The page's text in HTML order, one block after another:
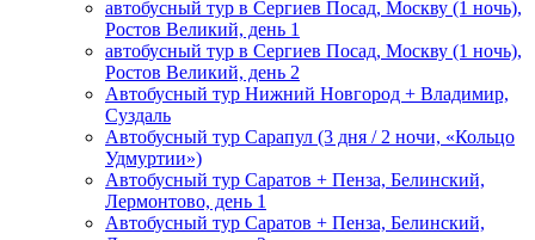
автобусный тур в Сергиев Посад, Москву (1 ночь),
Ростов Великий, день 1
автобусный тур в Сергиев Посад, Москву (1 ночь),
Ростов Великий, день 2
Автобусный тур Нижний Новгород + Владимир,
Суздаль
Автобусный тур Сарапул (3 дня / 2 ночи, «Кольцо
Удмуртии»)
Автобусный тур Саратов + Пенза, Белинский,
Лермонтово, день 1
Автобусный тур Саратов + Пенза, Белинский,